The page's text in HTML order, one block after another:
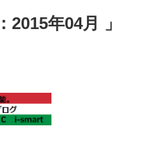
2015年04月 」